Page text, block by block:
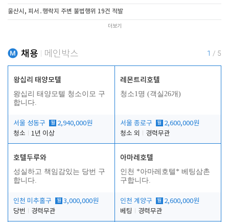
울산시, 피서․행락지 주변 불법행위 19건 적발
더보기
채용 메인박스 1 / 5
왕십리 태양모텔
왕십리 태양모텔 청소이모 구
합니다.
서울 성동구 월 2,940,000원
청소
1년 이상
레몬트리호텔
청소1명 (객실26개)
서울 종로구 월 2,600,000원
청소 외
경력무관
호텔두루와
성실하고 책임감있는 당번 구
합니다.
인천 미추홀구 월 3,000,000원
당번
경력무관
아마레호텔
인천 *아마레호텔* 베팅삼촌
구합니다.
인천 계양구 월 2,600,000원
베팅
경력무관